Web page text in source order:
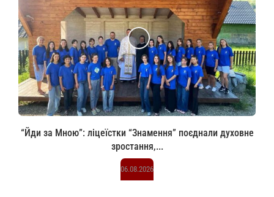
“Йди за Мною”: ліцеїстки “Знамення” поєднали духовне
зростання,...
06.08.2026